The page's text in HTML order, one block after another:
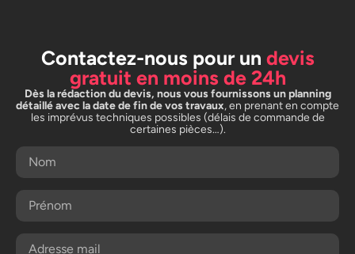
Contactez-nous pour un devis
gratuit en moins de 24h
Dès la rédaction du devis, nous vous fournissons un planning
détaillé avec la date de fin de vos travaux, en prenant en compte
les imprévus techniques possibles (délais de commande de
certaines pièces…).